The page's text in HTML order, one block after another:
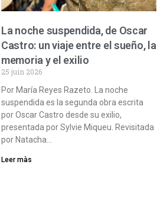
La noche suspendida, de Oscar
Castro: un viaje entre el sueño, la
memoria y el exilio
25 juin 2026
Por María Reyes Razeto. La noche
suspendida es la segunda obra escrita
por Oscar Castro desde su exilio,
presentada por Sylvie Miqueu. Revisitada
por Natacha…
Leer màs